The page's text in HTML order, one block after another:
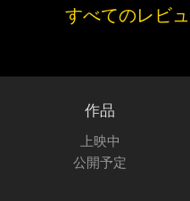
すべてのレビ
作品
上映中
公開予定